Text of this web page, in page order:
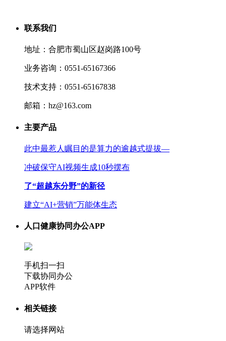
联系我们
地址：合肥市蜀山区赵岗路100号
业务咨询：0551-65167366
技术支持：0551-65167838
邮箱：hz@163.com
主要产品
此中最惹人瞩目的是算力的逾越式提拔—
冲破保守AI视频生成10秒摆布
了“超越东分野”的新径
建立“AI+营销”万能体生态
人口健康协同办公APP
手机扫一扫
下载协同办公
APP软件
相关链接
请选择网站